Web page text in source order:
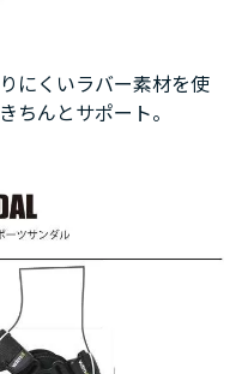
にくいラバー素材を使
ちんとサポート。